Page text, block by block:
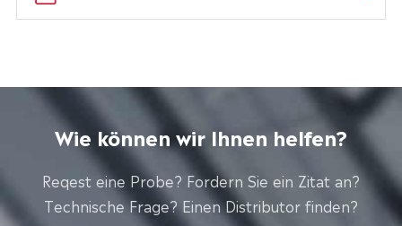
Wie können wir Ihnen helfen?
Reqest eine Probe? Fordern Sie ein Zitat an?
Technische Frage? Einen Distributor finden?